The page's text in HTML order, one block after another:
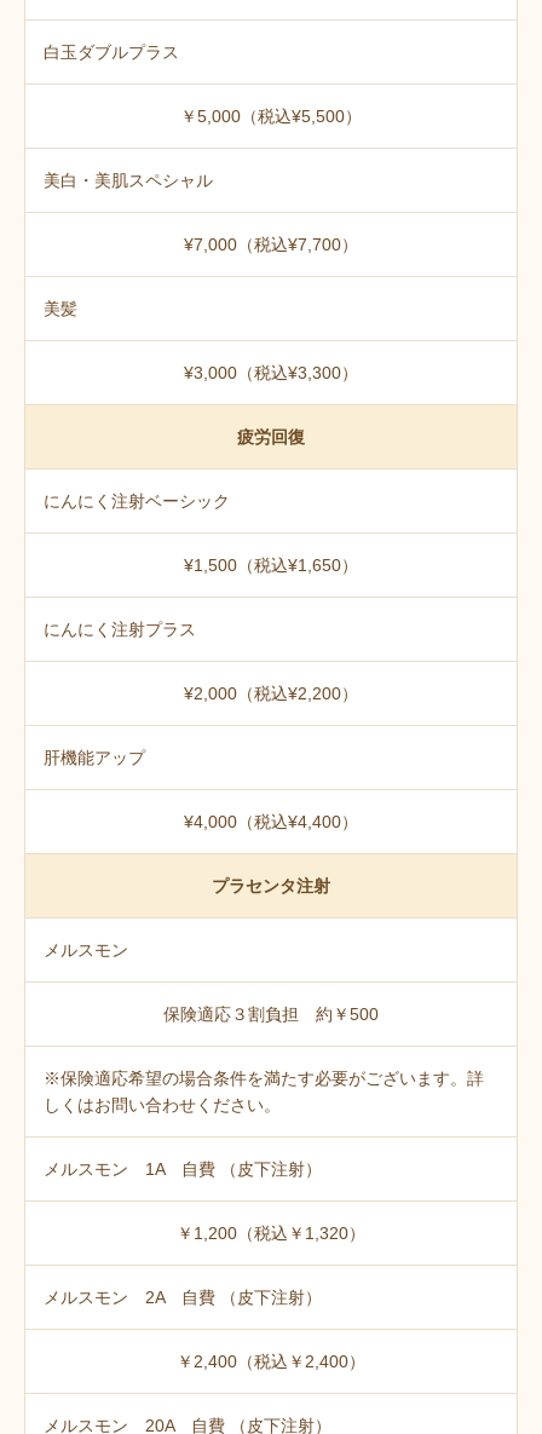
白玉ダブルプラス
￥5,000（税込¥5,500）
美白・美肌スペシャル
¥7,000（税込¥7,700）
美髪
¥3,000（税込¥3,300）
疲労回復
にんにく注射ベーシック
¥1,500（税込¥1,650）
にんにく注射プラス
¥2,000（税込¥2,200）
肝機能アップ
¥4,000（税込¥4,400）
プラセンタ注射
メルスモン
保険適応３割負担 約￥500
※保険適応希望の場合条件を満たす必要がございます。詳
しくはお問い合わせください。
メルスモン 1A 自費 （皮下注射）
￥1,200（税込￥1,320）
メルスモン 2A 自費 （皮下注射）
￥2,400（税込￥2,400）
メルスモン 20A 自費 （皮下注射）